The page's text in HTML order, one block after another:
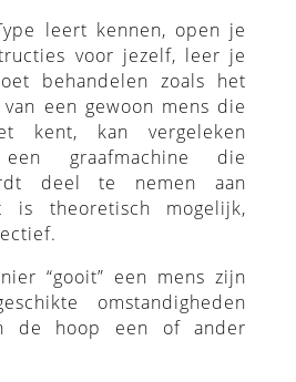
leert kennen, open je
voor jezelf, leer je
behandelen zoals het
een gewoon mens die
kent, kan vergeleken
graafmachine die
deel te nemen aan
is theoretisch mogelijk,
“gooit” een mens zijn
omstandigheden
de hoop een of ander